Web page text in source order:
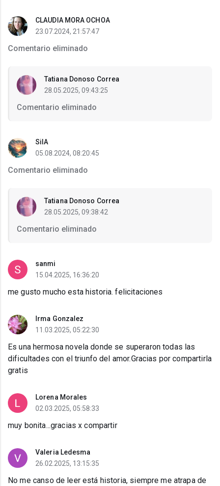
CLAUDIA MORA OCHOA
23.07.2024, 21:57:47
Comentario eliminado
Tatiana Donoso Correa
28.05.2025, 09:43:25
Comentario eliminado
SilA
05.08.2024, 08:20:45
Comentario eliminado
Tatiana Donoso Correa
28.05.2025, 09:38:42
Comentario eliminado
sanmi
15.04.2025, 16:36:20
me gusto mucho esta historia. felicitaciones
Irma Gonzalez
11.03.2025, 05:22:30
Es una hermosa novela donde se superaron todas las
dificultades con el triunfo del amor.Gracias por compartirla
gratis
Lorena Morales
02.03.2025, 05:58:33
muy bonita...gracias x compartir
Valeria Ledesma
26.02.2025, 13:15:35
No me canso de leer está historia, siempre me atrapa de